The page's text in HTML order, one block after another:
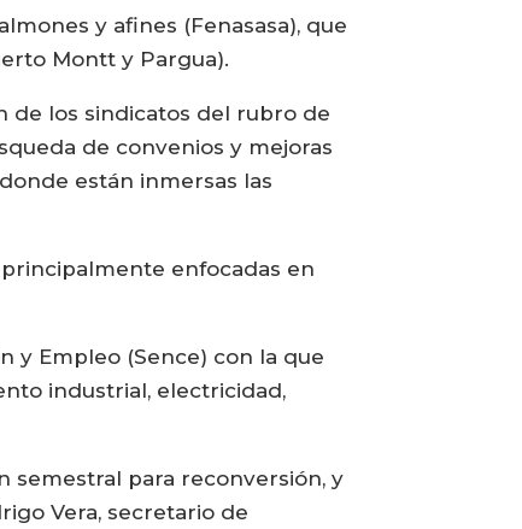
y afines (Fenasasa), que
Montt y Pargua).
de los sindicatos del rubro de
de convenios y mejoras
están inmersas las
enfocadas en
y Empleo (Sence) con la que
industrial, electricidad,
semestral para reconversión, y
Vera, secretario de